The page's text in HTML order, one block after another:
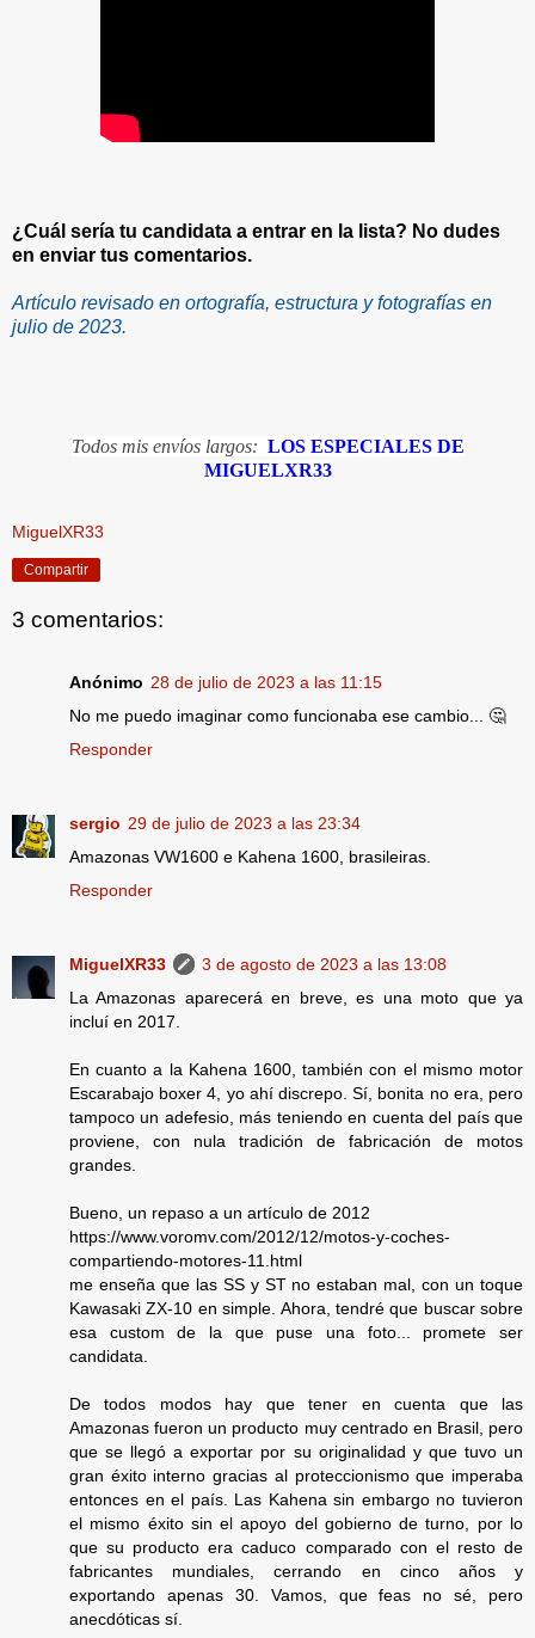
¿Cuál sería tu candidata a entrar en la lista? No dudes
en enviar tus comentarios.
Artículo revisado en ortografía, estructura y fotografías en
julio de 2023.
Todos mis envíos largos: LOS ESPECIALES DE
MIGUELXR33
MiguelXR33
Compartir
3 comentarios:
Anónimo 28 de julio de 2023 a las 11:15
No me puedo imaginar como funcionaba ese cambio... 🤔
Responder
sergio 29 de julio de 2023 a las 23:34
Amazonas VW1600 e Kahena 1600, brasileiras.
Responder
MiguelXR33
3 de agosto de 2023 a las 13:08
La Amazonas aparecerá en breve, es una moto que ya
incluí en 2017.
En cuanto a la Kahena 1600, también con el mismo motor
Escarabajo boxer 4, yo ahí discrepo. Sí, bonita no era, pero
tampoco un adefesio, más teniendo en cuenta del país que
proviene, con nula tradición de fabricación de motos
grandes.
Bueno, un repaso a un artículo de 2012
https://www.voromv.com/2012/12/motos-y-coches-
compartiendo-motores-11.html
me enseña que las SS y ST no estaban mal, con un toque
Kawasaki ZX-10 en simple. Ahora, tendré que buscar sobre
esa custom de la que puse una foto... promete ser
candidata.
De todos modos hay que tener en cuenta que las
Amazonas fueron un producto muy centrado en Brasil, pero
que se llegó a exportar por su originalidad y que tuvo un
gran éxito interno gracias al proteccionismo que imperaba
entonces en el país. Las Kahena sin embargo no tuvieron
el mismo éxito sin el apoyo del gobierno de turno, por lo
que su producto era caduco comparado con el resto de
fabricantes mundiales, cerrando en cinco años y
exportando apenas 30. Vamos, que feas no sé, pero
anecdóticas sí.